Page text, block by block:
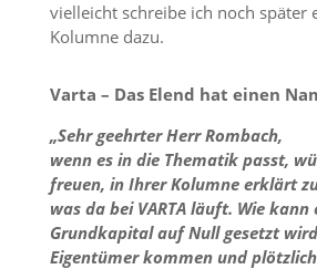
vielleicht schreibe ich noch später
Kolumne dazu.
Varta – Das Elend hat einen
„Sehr geehrter Herr Rombach,
wenn es in die Thematik passt,
freuen, in Ihrer Kolumne erklärt
was da bei VARTA läuft. Wie kann
Grundkapital auf Null gesetzt
Eigentümer kommen und